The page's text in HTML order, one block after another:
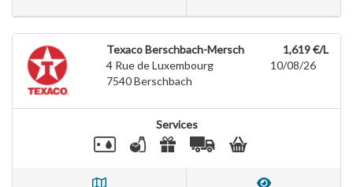
Texaco Berschbach-Mersch
4 Rue de Luxembourg
7540Berschbach
1,619 €/L
10/08/26
Services